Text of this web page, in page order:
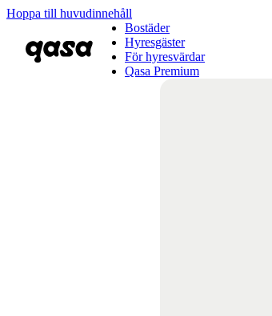
Hoppa till huvudinnehåll
Bostäder
Hyresgäster
För hyresvärdar
Qasa Premium